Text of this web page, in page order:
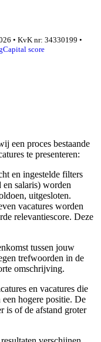
• KvK nr: 34330199 •
score
een proces bestaande
te presenteren:
en ingestelde filters
salaris) worden
uitgesloten.
vacatures worden
relevantiescore. Deze
tussen jouw
trefwoorden in de
omschrijving.
en vacatures die
hogere positie. De
is of de afstand groter